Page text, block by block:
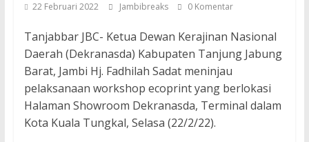
22 Februari 2022 Jambibreaks 0 Komentar
Tanjabbar JBC- Ketua Dewan Kerajinan Nasional
Daerah (Dekranasda) Kabupaten Tanjung Jabung
Barat, Jambi Hj. Fadhilah Sadat meninjau
pelaksanaan workshop ecoprint yang berlokasi
Halaman Showroom Dekranasda, Terminal dalam
Kota Kuala Tungkal, Selasa (22/2/22).